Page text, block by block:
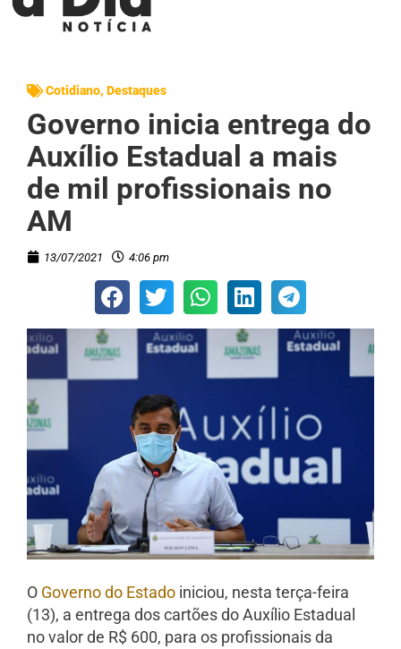
Cotidiano, Destaques
Governo inicia entrega do
Auxílio Estadual a mais
de mil profissionais no
AM
13/07/2021 4:06 pm
O Governo do Estado iniciou, nesta terça-feira
(13), a entrega dos cartões do Auxílio Estadual
no valor de R$ 600, para os profissionais da